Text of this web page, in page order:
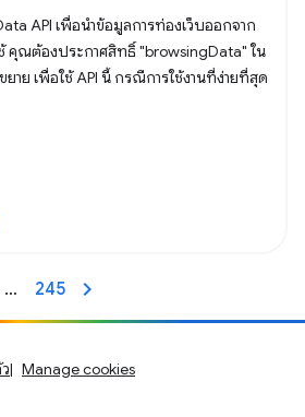
API เพื่อนำข้อมูลการท่องเว็บออกจาก
คุณต้องประกาศสิทธิ์ "browsingData" ใน
าย เพื่อใช้ API นี้ กรณีการใช้งานที่ง่ายที่สุด
… 245
Manage cookies